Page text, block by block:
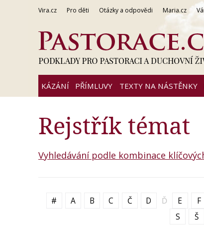
Vira.cz Pro děti Otázky a odpovědi Maria.cz
KÁZÁNÍ PŘÍMLUVY TEXTY NA NÁSTĚNKY
Rejstřík témat
Vyhledávání podle kombinace
# A B C Č D Ď E F
S
Š